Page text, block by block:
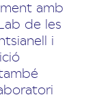
amb
de les
i